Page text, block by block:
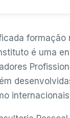
formação
é uma